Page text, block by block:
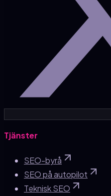
Tjänster
SEO-byrå
SEO på autopilot
Teknisk SEO